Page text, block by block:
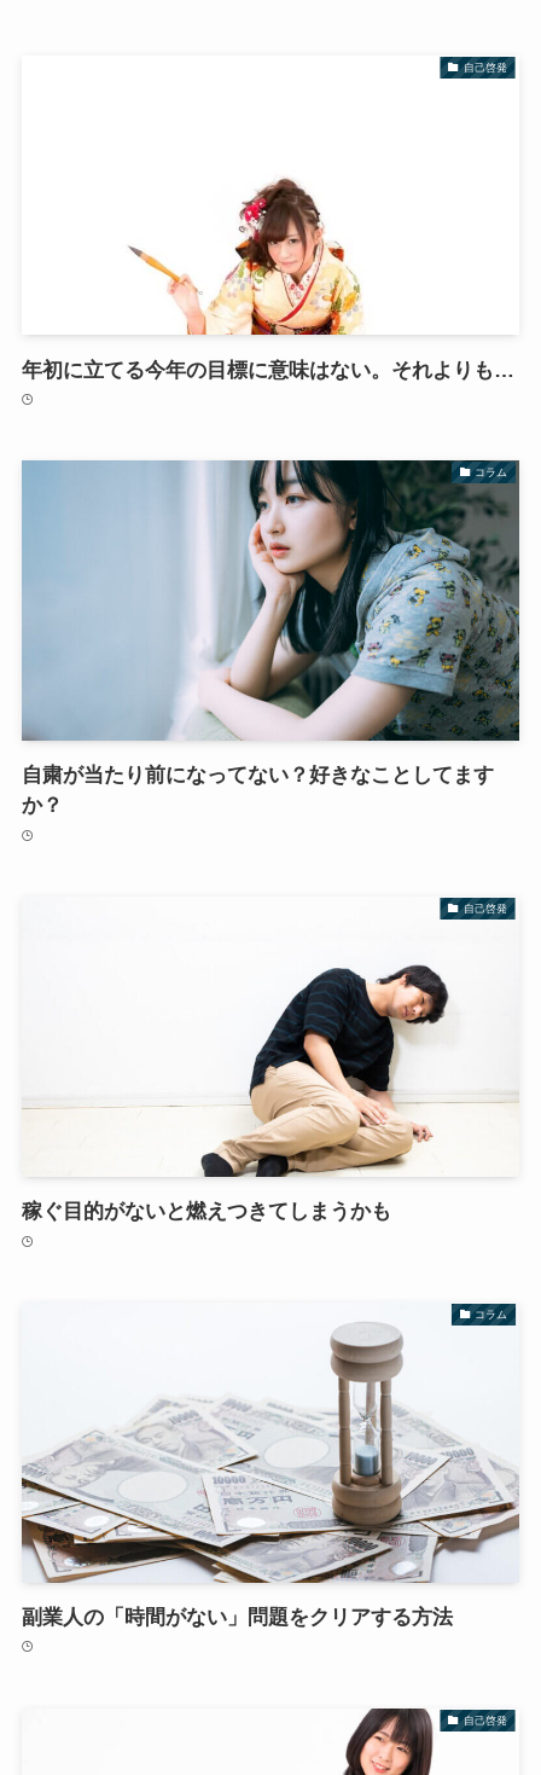
自己啓発
年初に立てる今年の目標に意味はない。それよりも…
コラム
自粛が当たり前になってない？好きなことしてます
か？
自己啓発
稼ぐ目的がないと燃えつきてしまうかも
コラム
副業人の「時間がない」問題をクリアする方法
自己啓発